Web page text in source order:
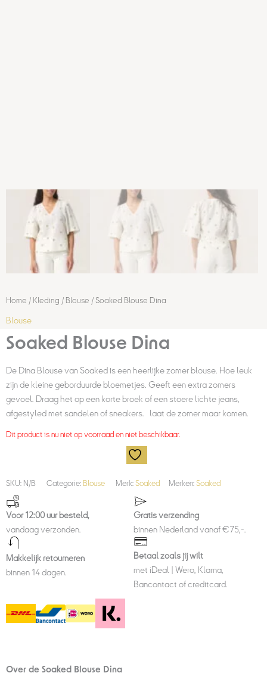
Home / Kleding / Blouse / Soaked Blouse Dina
Blouse
Soaked Blouse Dina
De Dina Blouse van Soaked is een heerlijke zomer blouse. Hoe leuk
zijn de kleine geborduurde bloemetjes. Geeft een extra zomers
gevoel. Draag het op een korte broek of een stoere lichte jeans,
afgestyled met sandelen of sneakers… laat de zomer maar komen.
Dit product is nu niet op voorraad en niet beschikbaar.
SKU: N/B Categorie: Blouse Merk: Soaked Merken: Soaked
Voor 12:00 uur besteld,
vandaag verzonden.
Gratis verzending
binnen Nederland vanaf €75,-.
Makkelijk retourneren
binnen 14 dagen.
Betaal zoals jij wilt
met iDeal | Wero, Klarna,
Bancontact of creditcard.
Over de Soaked Blouse Dina